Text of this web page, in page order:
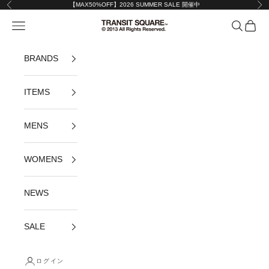
コンテンツへスキップ
前へ 【MAX50%OFF】2026 SUMMER SALE 開催中 次
TRANSIT
メニューを開く 検索を開
カー
BRANDS
ITEMS
MENS
WOMENS
NEWS
SALE
ログイン